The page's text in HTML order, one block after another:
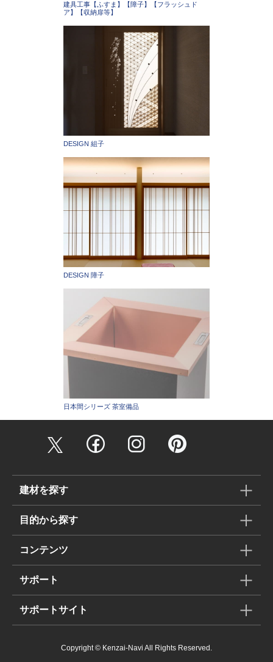
建具工事【ふすま】【障子】【フラッシュド
ア】【収納扉等】
DESIGN 組子
DESIGN 障子
日本間シリーズ 茶室備品
建材を探す
目的から探す
コンテンツ
サポート
サポートサイト
Copyright © Kenzai-Navi All Rights Reserved.